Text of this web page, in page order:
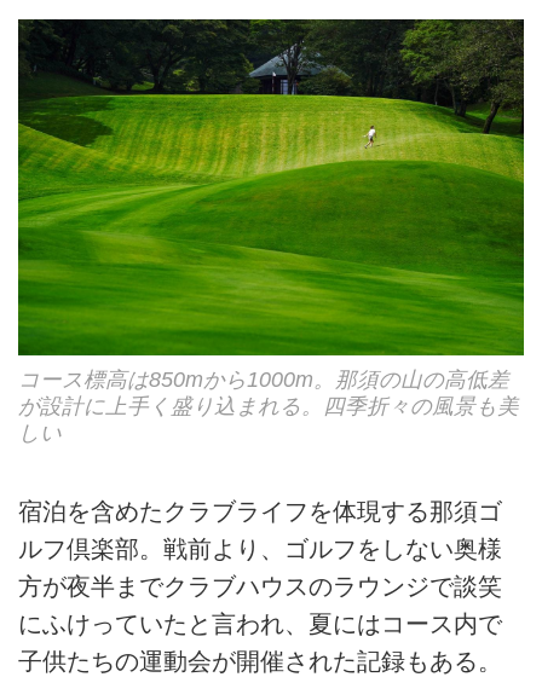
コース標高は850mから1000m。那須の山の高低差
が設計に上手く盛り込まれる。四季折々の風景も美
しい
宿泊を含めたクラブライフを体現する那須ゴ
ルフ倶楽部。戦前より、ゴルフをしない奥様
方が夜半までクラブハウスのラウンジで談笑
にふけっていたと言われ、夏にはコース内で
子供たちの運動会が開催された記録もある。